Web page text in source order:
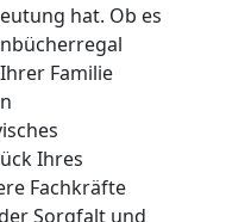
hat. Ob es
Familie
Ihres
Fachkräfte
Sorgfalt und